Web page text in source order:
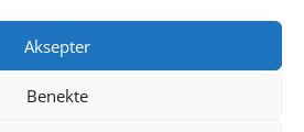
Aksepter
Benekte